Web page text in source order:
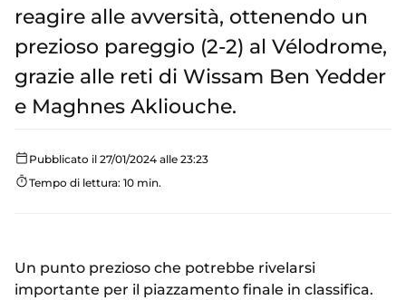
reagire alle avversità, ottenendo un
prezioso pareggio (2-2) al Vélodrome,
grazie alle reti di Wissam Ben Yedder
e Maghnes Akliouche.
Pubblicato il 27/01/2024 alle 23:23
Tempo di lettura: 10 min.
Un punto prezioso che potrebbe rivelarsi
importante per il piazzamento finale in classifica.